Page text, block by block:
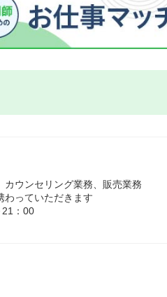
ウンセリング業務、販売業務
わっていただきます
21：00